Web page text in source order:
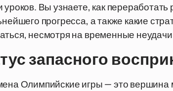
Вы узнаете, как
прогресса, а также какие
несмотря на временные
запасного
Олимпийские игры — это вершина